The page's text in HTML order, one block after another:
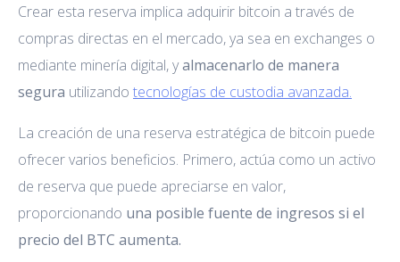
Crear esta reserva implica adquirir bitcoin a través de
compras directas en el mercado, ya sea en exchanges o
mediante minería digital, yalmacenarlo de manera
segura utilizando tecnologías de custodia avanzada.
La creación de una reserva estratégica de bitcoin puede
ofrecer varios beneficios. Primero, actúa como un activo
de reserva que puede apreciarse en valor,
proporcionando una posible fuente de ingresos si el
precio del BTC aumenta.